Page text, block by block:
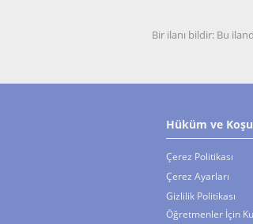
Bir ilanı bildir: Bu
Hüküm ve
Çerez Politikası
Çerez Ayarları
Gizlilik Politikası
Öğretmenler İçin